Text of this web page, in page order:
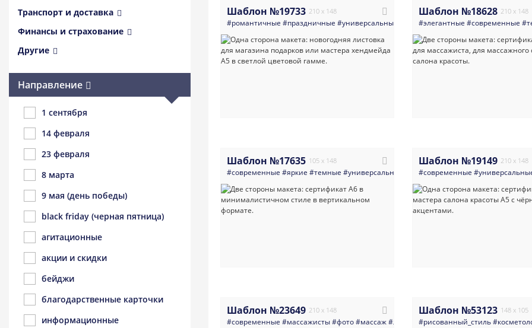
Транспорт и доставка
Финансы и страхование
Другие
Направление
1 сентября
14 февраля
23 февраля
8 марта
9 мая (день победы)
black friday (черная пятница)
агитационные
акции и скидки
бейджи
благодарственные карточки
информационные
Шаблон №19733 210 x 148
#романтичные #праздничные #универсальные #праздники
Шаблон №18628 210 x 148
#элегантные #современные
Шаблон №17635 105 x 148
#современные #яркие #темные #универсальные #услуги_для_бизнеса
Шаблон №19149 210 x 148
#современные
Шаблон №23649 210 x 148
#современные #массажисты#фото#массаж#листовка#сертификат
Шаблон №53123 148 x 105
#рисованный_стиль